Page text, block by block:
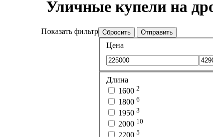
Уличные купели на
Показать фильтр Сбросить Отправить
Цена
Длина
1600 2
1800 6
1950 3
2000 10
2200 5